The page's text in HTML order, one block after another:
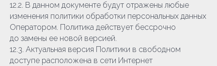
12.2. В данном документе будут отражены любые
изменения политики обработки персональных данных
Оператором. Политика действует бессрочно
до замены ее новой версией.
12.3. Актуальная версия Политики в свободном
доступе расположена в сети Интернет